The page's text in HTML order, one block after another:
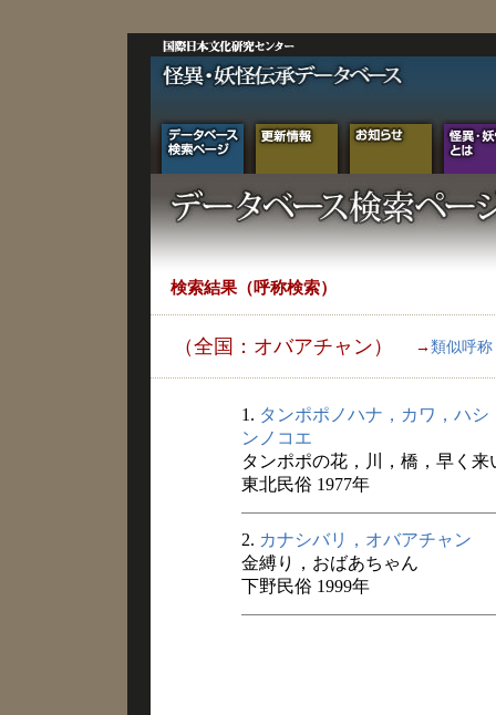
検索結果（呼称検索）
（全国：オバアチャン） → 類似呼称
1. タンポポノハナ，カワ，ハ
ンノコエ
タンポポの花，川，橋，早く
東北民俗 1977年
2. カナシバリ，オバアチャン
金縛り，おばあちゃん
下野民俗 1999年